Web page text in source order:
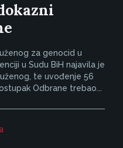
za genocid u
u Sudu BiH najavila je
te uvođenje 56
Odbrane trebao...